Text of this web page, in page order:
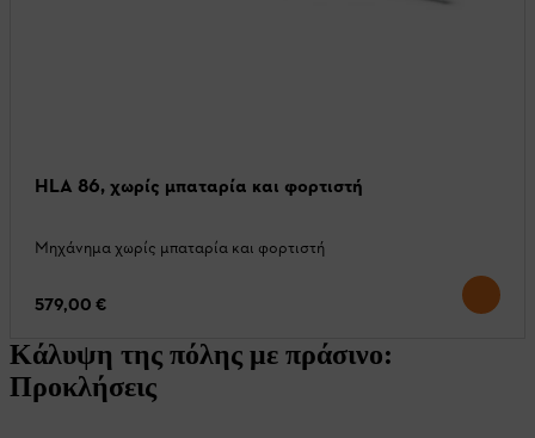
HLA 86, χωρίς μπαταρία και φορτιστή
Μηχάνημα χωρίς μπαταρία και φορτιστή
579,00 €
Κάλυψη της πόλης με πράσινο:
Προκλήσεις